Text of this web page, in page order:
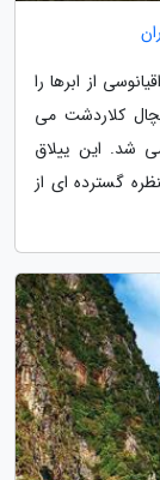
از ابرها را
کلاردشت می
شد. این ییلاق
گسترده ای از